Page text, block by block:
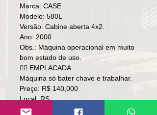
Marca: CASE
Modelo: 580L
Versão: Cabine aberta 4x2.
Ano: 2000
Obs.: Máquina operacional em muito
bom estado de uso.
👉🏻 EMPLACADA.
Máquina só bater chave e trabalhar.
Preço: R$ 140,000
Local: RS.
👉🏻 SOMENTE À VISTA.